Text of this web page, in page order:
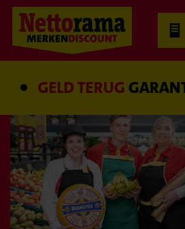
GELD TERUGGARANTIE